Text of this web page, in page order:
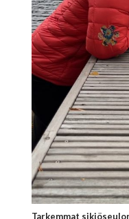
Tarkemmat